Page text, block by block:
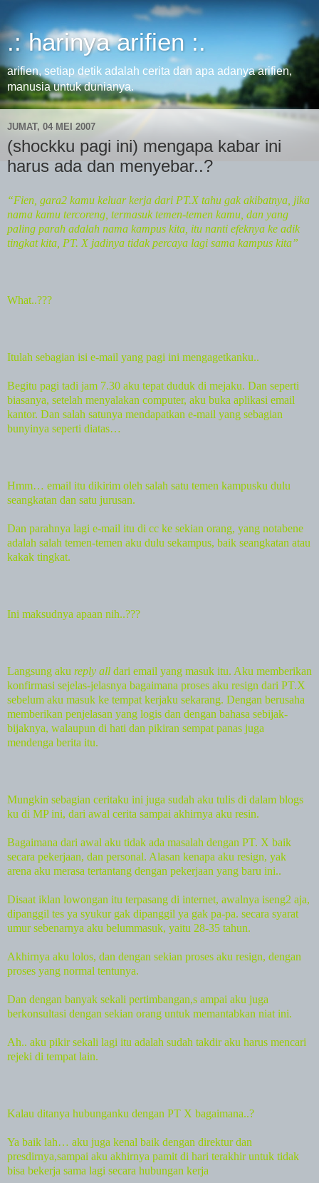
.: harinya arifien :.
arifien, setiap detik adalah cerita dan apa adanya arifien,
manusia untuk dunianya.
JUMAT, 04 MEI 2007
(shockku pagi ini) mengapa kabar ini
harus ada dan menyebar..?
“Fien, gara2 kamu keluar kerja dari PT.X tahu gak akibatnya, jika
nama kamu tercoreng, termasuk temen-temen kamu, dan yang
paling parah adalah nama kampus kita, itu nanti efeknya ke adik
tingkat kita, PT. X jadinya tidak percaya lagi sama kampus kita”
What..???
Itulah sebagian isi e-mail yang pagi ini mengagetkanku..
Begitu pagi tadi jam 7.30 aku tepat duduk di mejaku. Dan seperti
biasanya, setelah menyalakan computer, aku buka aplikasi email
kantor. Dan salah satunya mendapatkan e-mail yang sebagian
bunyinya seperti diatas…
Hmm… email itu dikirim oleh salah satu temen kampusku dulu
seangkatan dan satu jurusan.
Dan parahnya lagi e-mail itu di cc ke sekian orang, yang notabene
adalah salah temen-temen aku dulu sekampus, baik seangkatan atau
kakak tingkat.
Ini maksudnya apaan nih..???
Langsung aku reply all dari email yang masuk itu. Aku memberikan
konfirmasi sejelas-jelasnya bagaimana proses aku resign dari PT.X
sebelum aku masuk ke tempat kerjaku sekarang. Dengan berusaha
memberikan penjelasan yang logis dan dengan bahasa sebijak-
bijaknya, walaupun di hati dan pikiran sempat panas juga
mendenga berita itu.
Mungkin sebagian ceritaku ini juga sudah aku tulis di dalam blogs
ku di MP ini, dari awal cerita sampai akhirnya aku resin.
Bagaimana dari awal aku tidak ada masalah dengan PT. X baik
secara pekerjaan, dan personal. Alasan kenapa aku resign, yak
arena aku merasa tertantang dengan pekerjaan yang baru ini..
Disaat iklan lowongan itu terpasang di internet, awalnya iseng2 aja,
dipanggil tes ya syukur gak dipanggil ya gak pa-pa. secara syarat
umur sebenarnya aku belummasuk, yaitu 28-35 tahun.
Akhirnya aku lolos, dan dengan sekian proses aku resign, dengan
proses yang normal tentunya.
Dan dengan banyak sekali pertimbangan,s ampai aku juga
berkonsultasi dengan sekian orang untuk memantabkan niat ini.
Ah.. aku pikir sekali lagi itu adalah sudah takdir aku harus mencari
rejeki di tempat lain.
Kalau ditanya hubunganku dengan PT X bagaimana..?
Ya baik lah… aku juga kenal baik dengan direktur dan
presdirnya,sampai aku akhirnya pamit di hari terakhir untuk tidak
bisa bekerja sama lagi secara hubungan kerja